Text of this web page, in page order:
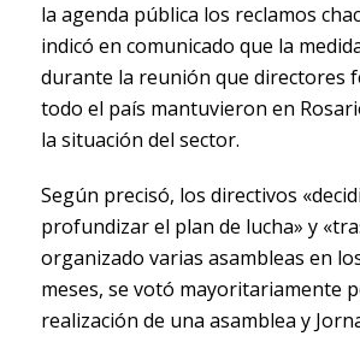
la agenda pública los reclamos
indicó en comunicado que la
durante la reunión que directores
todo el país mantuvieron en
la situación del sector.
Según precisó, los directivos
profundizar el plan de lucha» y
organizado varias asambleas en
meses, se votó mayoritariamente
realización de una asamblea y